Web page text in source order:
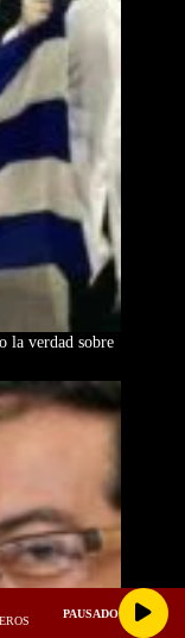
la verdad sobre
PAUSADO